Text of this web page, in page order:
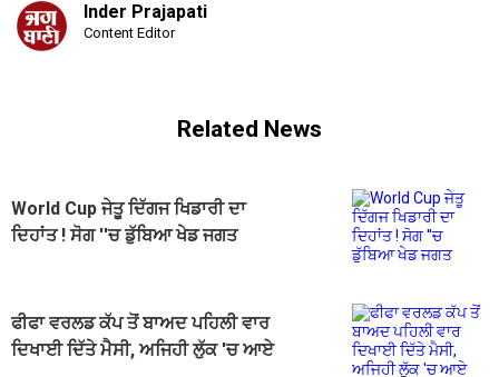
Inder Prajapati
Content Editor
Related News
World Cup ਜੇਤੂ ਦਿੱਗਜ ਖਿਡਾਰੀ ਦਾ
ਦਿਹਾਂਤ ! ਸੋਗ ''ਚ ਡੁੱਬਿਆ ਖੇਡ ਜਗਤ
ਫੀਫਾ ਵਰਲਡ ਕੱਪ ਤੋਂ ਬਾਅਦ ਪਹਿਲੀ ਵਾਰ
ਦਿਖਾਈ ਦਿੱਤੇ ਮੈਸੀ, ਅਜਿਹੀ ਲੁੱਕ 'ਚ ਆਏ